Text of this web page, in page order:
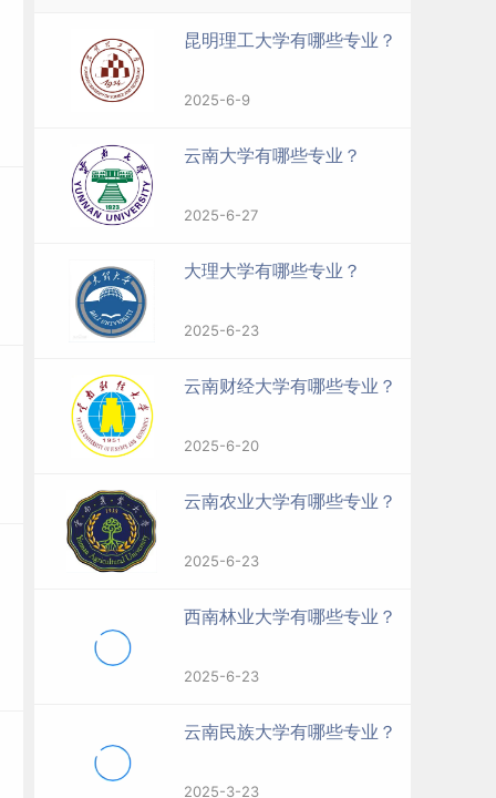
昆明理工大学有哪些专业？
2025-6-9
云南大学有哪些专业？
2025-6-27
大理大学有哪些专业？
2025-6-23
云南财经大学有哪些专业？
2025-6-20
云南农业大学有哪些专业？
2025-6-23
西南林业大学有哪些专业？
2025-6-23
云南民族大学有哪些专业？
2025-3-23